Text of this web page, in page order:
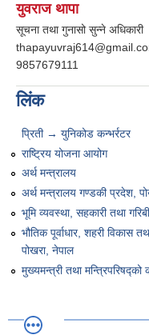
युवराज थापा
सूचना तथा गुनासो सुन्‍ने अधिकारी
9857679111
लिंक
प्रिती → युनिकोड कन्भर्रटर
राष्ट्रिय योजना आयोग
अर्थ मन्त्रालय
अर्थ मन्त्रालय गण्डकी प्रदेश,
भूमि व्यवस्था, सहकारी तथा
भौतिक पूर्वाधार, शहरी विकास
पोखरा, नेपाल
मुख्यमन्त्री तथा